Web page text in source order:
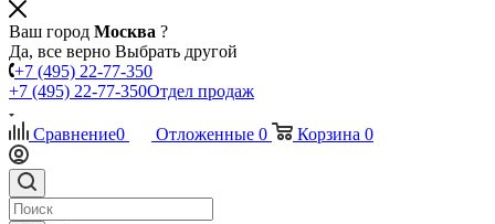
Ваш город Москва ?
Да, все верно Выбрать другой
+7 (495) 22-77-350
+7 (495) 22-77-350Отдел продаж
Сравнение0 Отложенные 0 Корзина 0